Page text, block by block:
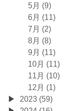
5月 (9)
6月 (11)
7月 (2)
8月 (8)
9月 (11)
10月 (11)
11月 (10)
12月 (1)
2023 (59)